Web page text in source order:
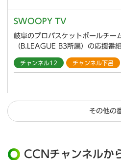
SWOOPY TV
岐阜のプロバスケットボールチー
（B.LEAGUE B3所属）の応援番組
チャンネル12 チャンネル下呂
その他の
CCNチャンネルか